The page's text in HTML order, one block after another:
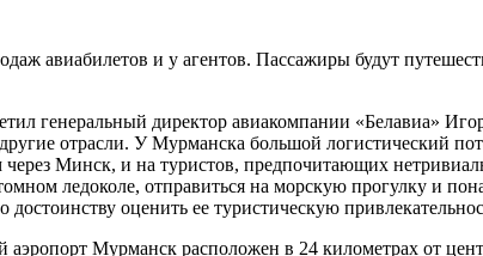
авиабилетов и у агентов. Пассажиры будут
генеральный директор авиакомпании «Белавиа»
отрасли. У Мурманска большой логистический
Минск, и на туристов, предпочитающих
ледоколе, отправиться на морскую прогулку и
оценить ее туристическую
Мурманск расположен в 24 километрах от